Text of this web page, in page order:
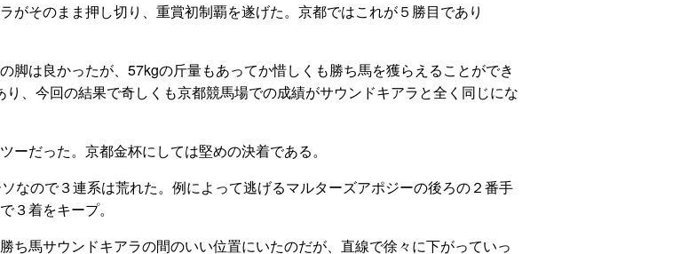
そのまま押し切り、重賞初制覇を遂げた。京都ではこれが５勝目であり
は良かったが、57kgの斤量もあってか惜しくも勝ち馬を獲らえることができ
、今回の結果で奇しくも京都競馬場での成績がサウンドキアラと全く同じにな
だった。京都金杯にしては堅めの決着である。
なので３連系は荒れた。例によって逃げるマルターズアポジーの後ろの２番手
３着をキープ。
馬サウンドキアラの間のいい位置にいたのだが、直線で徐々に下がっていっ